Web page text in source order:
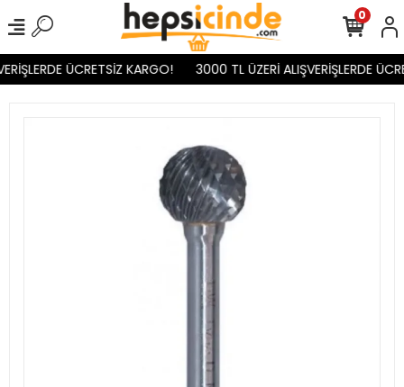
ÜCRETSİZ KARGO! 3000 TL ÜZERİ ALIŞVERİŞLERDE
0